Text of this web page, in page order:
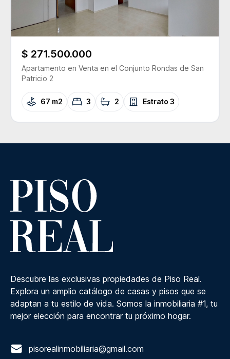
$ 271.500.000
Apartamento en Venta en el Conjunto Rondas de San
Patricio 2
67 m2 3 2 Estrato 3
Descubre las exclusivas propiedades de Piso Real.
Explora un amplio catálogo de casas y pisos que se
adaptan a tu estilo de vida. Somos la inmobiliaria #1, tu
mejor elección para encontrar tu próximo hogar.
pisorealinmobiliaria@gmail.com